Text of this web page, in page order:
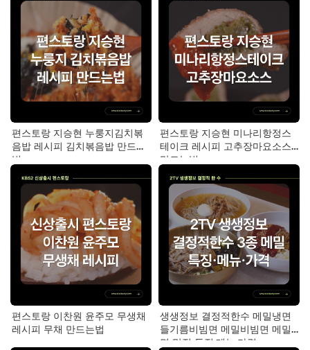
편스토랑 지승현 누룽지김치볶
음밥 레시피 김치볶음밥 만드는
법
편스토랑 지승현 미나리항정스
테이크 레시피 고추장마요소스
만드는법
편스토랑 이찬원 윤주모 무생채
레시피 무채 만드는법
생생정보 결정적한수 메밀냉면
들기름비빔면 메밀비빔면 메밀
면 맛집 특징·메뉴·가격